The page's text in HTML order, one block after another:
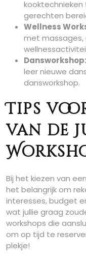
kooktechnieken
gerechten
Wellness
met massages,
Dansworkshop:
leer nieuwe
dansworkshop.
Tips
van de
Bij het kiezen van
het belangrijk om
interesses, budget
wat jullie graag
workshops die
om op tijd te
plekje!